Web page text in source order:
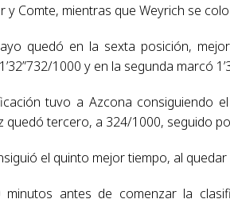
y Comte, mientras que Weyrich se
quedó en la sexta posición,
1000 y en la segunda marcó
tuvo a Azcona consiguiendo
quedó tercero, a 324/1000, seguido
el quinto mejor tiempo, al
minutos antes de comenzar la